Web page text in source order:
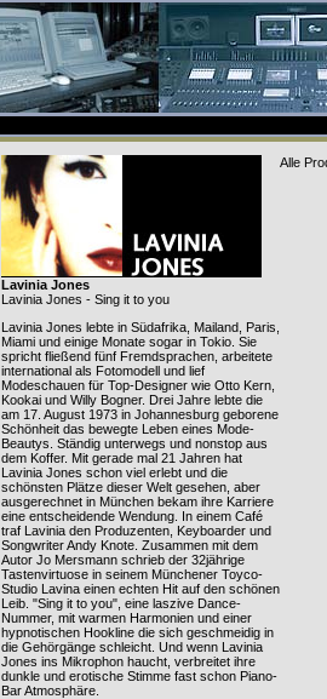
Lavinia Jones
Lavinia Jones - Sing it to you
Lavinia Jones lebte in Südafrika, Mailand, Paris,
Miami und einige Monate sogar in Tokio. Sie
spricht fließend fünf Fremdsprachen, arbeitete
international als Fotomodell und lief
Modeschauen für Top-Designer wie Otto Kern,
Kookai und Willy Bogner. Drei Jahre lebte die
am 17. August 1973 in Johannesburg geborene
Schönheit das bewegte Leben eines Mode-
Beautys. Ständig unterwegs und nonstop aus
dem Koffer. Mit gerade mal 21 Jahren hat
Lavinia Jones schon viel erlebt und die
schönsten Plätze dieser Welt gesehen, aber
ausgerechnet in München bekam ihre Karriere
eine entscheidende Wendung. In einem Café
traf Lavinia den Produzenten, Keyboarder und
Songwriter Andy Knote. Zusammen mit dem
Autor Jo Mersmann schrieb der 32jährige
Tastenvirtuose in seinem Münchener Toyco-
Studio Lavina einen echten Hit auf den schönen
Leib. "Sing it to you", eine laszive Dance-
Nummer, mit warmen Harmonien und einer
hypnotischen Hookline die sich geschmeidig in
die Gehörgänge schleicht. Und wenn Lavinia
Jones ins Mikrophon haucht, verbreitet ihre
dunkle und erotische Stimme fast schon Piano-
Bar Atmosphäre.
Alle